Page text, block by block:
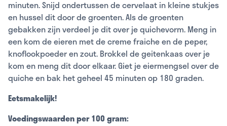
minuten. Snijd ondertussen de cervelaat in kleine stukjes
en hussel dit door de groenten. Als de groenten
gebakken zijn verdeel je dit over je quichevorm. Meng in
een kom de eieren met de creme fraiche en de peper,
knoflookpoeder en zout. Brokkel de geitenkaas over je
kom en meng dit door elkaar. Giet je eiermengsel over de
quiche en bak het geheel 45 minuten op 180 graden.
Eetsmakelijk!
Voedingswaarden per 100 gram: